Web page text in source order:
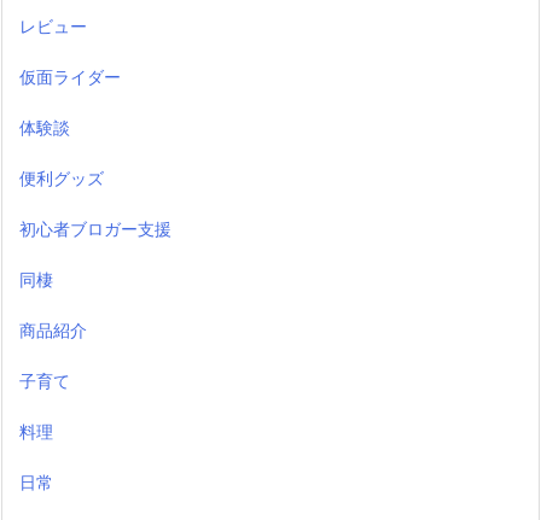
レビュー
仮面ライダー
体験談
便利グッズ
初心者ブロガー支援
同棲
商品紹介
子育て
料理
日常